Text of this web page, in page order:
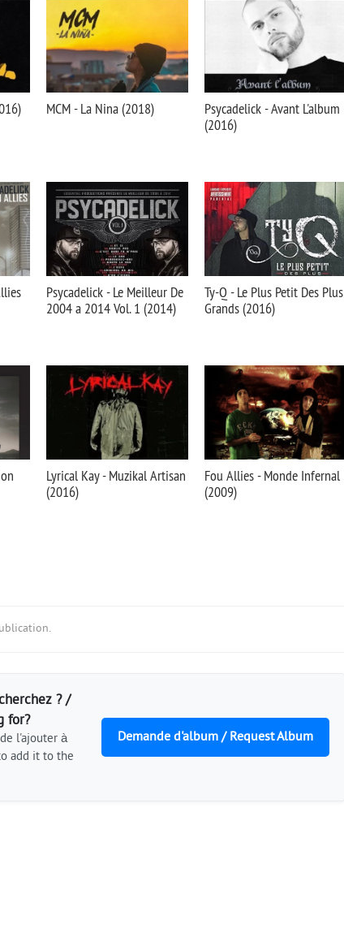
MCM - La Nina (2018)
Psycadelick - Avant L'album
(2016)
Psycadelick - Le Meilleur De
2004 a 2014 Vol. 1 (2014)
Ty-Q - Le Plus Petit Des Plus
Grands (2016)
Lyrical Kay - Muzikal Artisan
(2016)
Fou Allies - Monde Infernal
(2009)
? /
for?
l'ajouter à
add it to the
Demande d'album / Request Album